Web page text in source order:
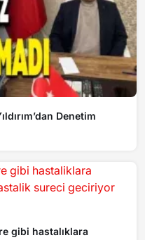
Denetim
gibi hastalıklara